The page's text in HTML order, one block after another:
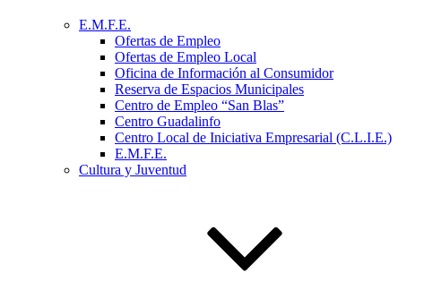
E.M.F.E.
Ofertas de Empleo
Ofertas de Empleo Local
Oficina de Información al Consumidor
Reserva de Espacios Municipales
Centro de Empleo “San Blas”
Centro Guadalinfo
Centro Local de Iniciativa Empresarial (C.L.I.E.)
E.M.F.E.
Cultura y Juventud